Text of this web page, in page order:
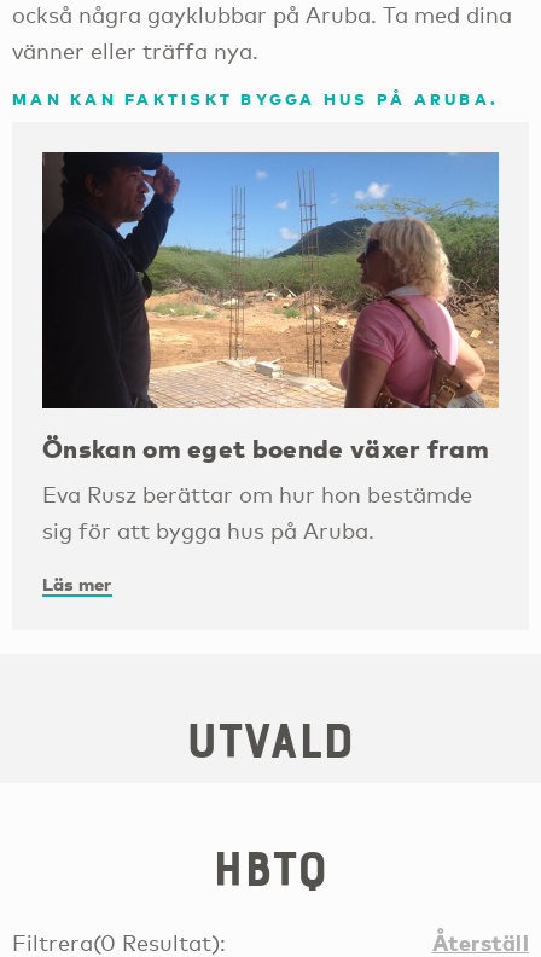
också några gayklubbar på Aruba. Ta med dina
vänner eller träffa nya.
MAN KAN FAKTISKT BYGGA HUS PÅ ARUBA.
Önskan om eget boende växer fram
Eva Rusz berättar om hur hon bestämde
sig för att bygga hus på Aruba.
Läs mer
Utvald
HBTQ
Filtrera(0 Resultat): Återställ